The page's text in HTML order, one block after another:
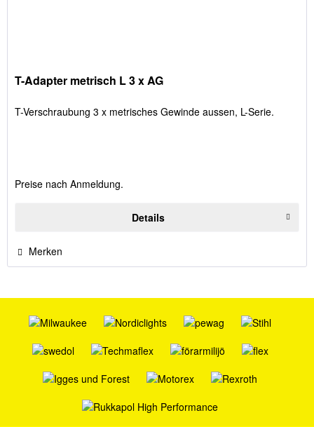
T-Adapter metrisch L 3 x AG
T-Verschraubung 3 x metrisches Gewinde aussen, L-Serie.
Preise nach Anmeldung.
Details
Merken